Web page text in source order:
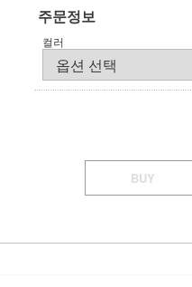
주문정보
컬러
BUY